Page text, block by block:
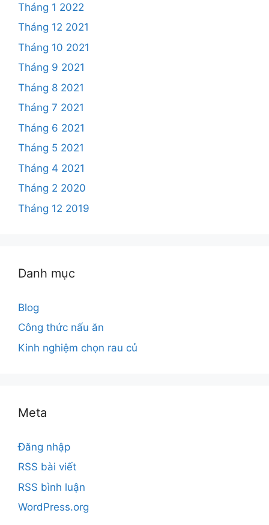
Tháng 1 2022
Tháng 12 2021
Tháng 10 2021
Tháng 9 2021
Tháng 8 2021
Tháng 7 2021
Tháng 6 2021
Tháng 5 2021
Tháng 4 2021
Tháng 2 2020
Tháng 12 2019
Danh mục
Blog
Công thức nấu ăn
Kinh nghiệm chọn rau củ
Meta
Đăng nhập
RSS bài viết
RSS bình luận
WordPress.org